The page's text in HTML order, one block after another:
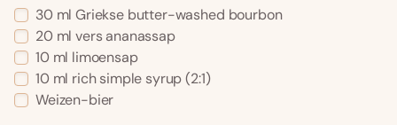
30 ml Griekse butter-washed bourbon
20 ml vers ananassap
10 ml limoensap
10 ml rich simple syrup (2:1)
Weizen-bier